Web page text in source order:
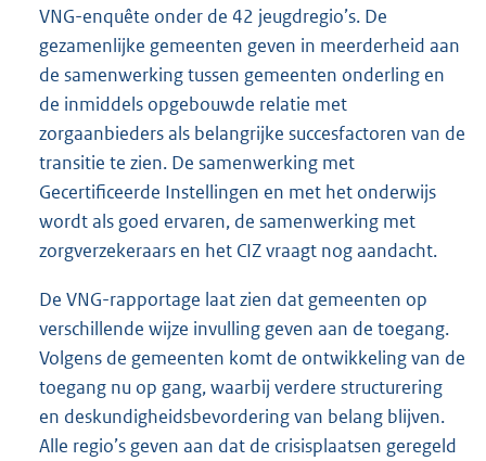
VNG-enquête onder de 42 jeugdregio’s. De
gezamenlijke gemeenten geven in meerderheid aan
de samenwerking tussen gemeenten onderling en
de inmiddels opgebouwde relatie met
zorgaanbieders als belangrijke succesfactoren van de
transitie te zien. De samenwerking met
Gecertificeerde Instellingen en met het onderwijs
wordt als goed ervaren, de samenwerking met
zorgverzekeraars en het CIZ vraagt nog aandacht.
De VNG-rapportage laat zien dat gemeenten op
verschillende wijze invulling geven aan de toegang.
Volgens de gemeenten komt de ontwikkeling van de
toegang nu op gang, waarbij verdere structurering
en deskundigheidsbevordering van belang blijven.
Alle regio’s geven aan dat de crisisplaatsen geregeld